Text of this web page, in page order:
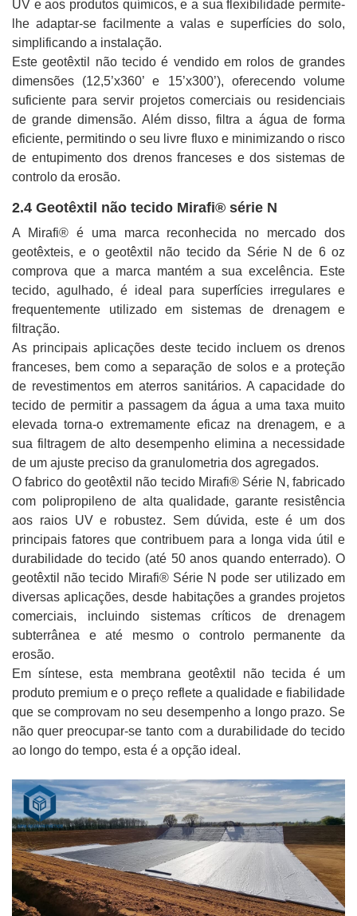
UV e aos produtos químicos, e a sua flexibilidade permite-
lhe adaptar-se facilmente a valas e superfícies do solo,
simplificando a instalação.
Este geotêxtil não tecido é vendido em rolos de grandes
dimensões (12,5’x360’ e 15’x300’), oferecendo volume
suficiente para servir projetos comerciais ou residenciais
de grande dimensão. Além disso, filtra a água de forma
eficiente, permitindo o seu livre fluxo e minimizando o risco
de entupimento dos drenos franceses e dos sistemas de
controlo da erosão.
2.4 Geotêxtil não tecido Mirafi® série N
A Mirafi® é uma marca reconhecida no mercado dos
geotêxteis, e o geotêxtil não tecido da Série N de 6 oz
comprova que a marca mantém a sua excelência. Este
tecido, agulhado, é ideal para superfícies irregulares e
frequentemente utilizado em sistemas de drenagem e
filtração.
As principais aplicações deste tecido incluem os drenos
franceses, bem como a separação de solos e a proteção
de revestimentos em aterros sanitários. A capacidade do
tecido de permitir a passagem da água a uma taxa muito
elevada torna-o extremamente eficaz na drenagem, e a
sua filtragem de alto desempenho elimina a necessidade
de um ajuste preciso da granulometria dos agregados.
O fabrico do geotêxtil não tecido Mirafi® Série N, fabricado
com polipropileno de alta qualidade, garante resistência
aos raios UV e robustez. Sem dúvida, este é um dos
principais fatores que contribuem para a longa vida útil e
durabilidade do tecido (até 50 anos quando enterrado). O
geotêxtil não tecido Mirafi® Série N pode ser utilizado em
diversas aplicações, desde habitações a grandes projetos
comerciais, incluindo sistemas críticos de drenagem
subterrânea e até mesmo o controlo permanente da
erosão.
Em síntese, esta membrana geotêxtil não tecida é um
produto premium e o preço reflete a qualidade e fiabilidade
que se comprovam no seu desempenho a longo prazo. Se
não quer preocupar-se tanto com a durabilidade do tecido
ao longo do tempo, esta é a opção ideal.